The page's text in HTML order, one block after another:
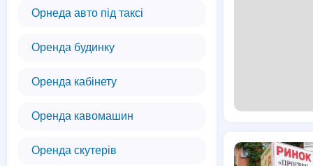
Орнеда авто під таксі
Оренда будинку
Оренда кабінету
Оренда кавомашин
Оренда скутерів